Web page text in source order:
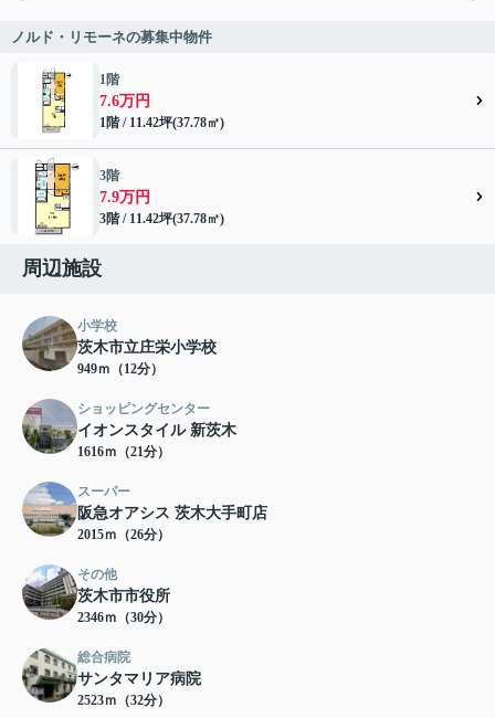
ノルド・リモーネの募集中物件
1階
7.6万円
1階 / 11.42坪(37.78㎡)
3階
7.9万円
3階 / 11.42坪(37.78㎡)
周辺施設
小学校
茨木市立庄栄小学校
949ｍ（12分）
ショッピングセンター
イオンスタイル 新茨木
1616ｍ（21分）
スーパー
阪急オアシス 茨木大手町店
2015ｍ（26分）
その他
茨木市市役所
2346ｍ（30分）
総合病院
サンタマリア病院
2523ｍ（32分）